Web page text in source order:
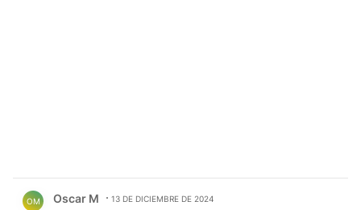
OM Oscar M 13 DE DICIEMBRE DE 2024